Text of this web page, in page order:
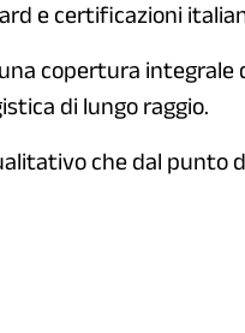
e certificazioni
copertura integrale
di lungo raggio.
che dal punto